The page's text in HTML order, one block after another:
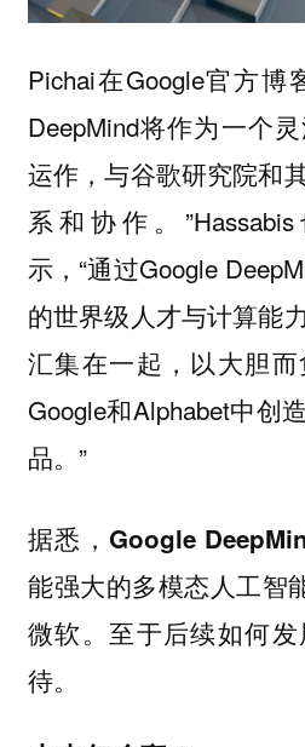
Pichai在Google官方博
DeepMind将作为一个
运作，与谷歌研究院和
系和协作。
示，“通过Google
的世界级人才与计算能
汇集在一起，以大胆
Google和Alphabet中创
品。”
据悉，Google
能强大的多模态人工智
微软。至于后续如何
待。